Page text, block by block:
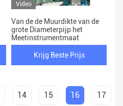
Video
Van de de Muurdikte van de
grote Diameterpijp het
Meetinstrumentmaat
Krijg Beste Prijs
14 15 16 17